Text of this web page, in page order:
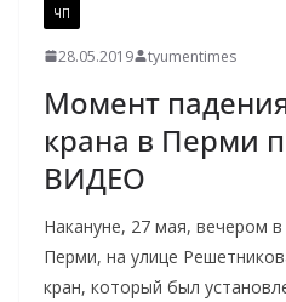
ЧП
28.05.2019 tyumentimes
Момент
крана в Перми
ВИДЕО
Накануне, 27 мая, вечером
Перми, на улице
кран, который был